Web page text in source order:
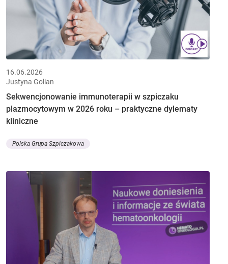
16.06.2026
Justyna Golian
Sekwencjonowanie immunoterapii w szpiczaku
plazmocytowym w 2026 roku – praktyczne dylematy
kliniczne
Polska Grupa Szpiczakowa